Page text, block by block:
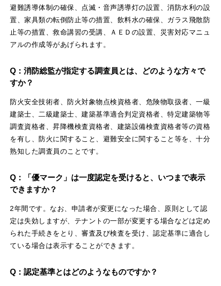
避難誘導体制の確保、点滅・音声誘導灯の設置、消防水利の設
置、家具類の転倒防止等の措置、飲料水の確保、ガラス飛散防
止等の措置、救命講習の受講、ＡＥＤの設置、災害対応マニュ
アルの作成等があげられます。
Q：消防総監が指定する調査員とは、どのような方々で
すか？
防火安全技術者、防火対象物点検資格者、危険物取扱者、一級
建築士、二級建築士、建築基準適合判定資格者、特定建築物等
調査資格者、昇降機検査資格者、建築設備検査資格者等の資格
を有し、防火に関すること、避難安全に関すること等を、十分
熟知した調査員のことです。
Q：「優マーク」は一度認定を受けると、いつまで表示
できますか？
2年間です。なお、申請者が変更になった場合、原則として認
定は失効しますが、テナントの一部が変更する場合などは定め
られた手続きをとり、審査及び検査を受け、認定基準に適合し
ている場合は表示することができます。
Q：認定基準とはどのようなものですか？